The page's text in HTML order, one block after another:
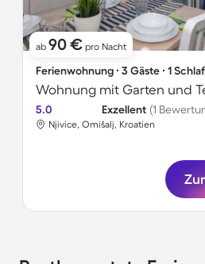
ab 90 € pro Nacht
Ferienwohnung ∙ 3 Gäste ∙ 1
5.0 Exzellent (1
Njivice, Omišalj, Kroatien